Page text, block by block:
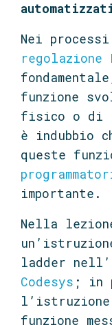
Nei
regolazione
funzione
fisico o di
è indubbio
queste
importante.
Nella
ladder nell’
Codesys ; in
l’istruzione
funzione